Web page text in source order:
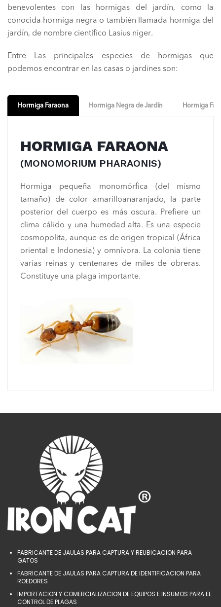
benevolentes con las hormigas del jardín, como la
conocida hormiga negra o también llamada hormiga del
jardín, de nombre científico Lasius niger.
Entre Las principales especies de hormigas que
podemos encontrar en las casas o jardines son:
Hormiga Faraona Hormiga Negra de Jardín Hormiga
HORMIGA FARAONA
(MONOMORIUM PHARAONIS)
Hormiga pequeña monomórfica (del mismo
tamaño) de color amarilloanaranjado, la parte
posterior del cuerpo es más oscura. Prefiere un
clima cálido y una humedad alta. Es una especie
cosmopolita, aunque es de origen tropical (África
oriental e Indonesia) y omnívora. La colonia tiene
varias reinas y centenares de miles de obreras.
Constituye una plaga importante.
FABRICANTE DE JAULAS PARA CAPTURA Y REUBICACION PARA
GATOS
FABRICANTE DE JAULAS PARA CAPTURA DE IDENTIFICACION PARA
ROEDORES
IMPORTACION Y COMERCIALIZACION DE EQUIPOS E INSUMOS PARA EL
CONTROL DE PLAGAS